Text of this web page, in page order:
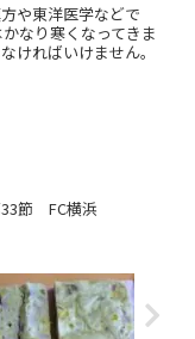
や東洋医学などで
なり寒くなってきま
ければいけません。
節 FC横浜